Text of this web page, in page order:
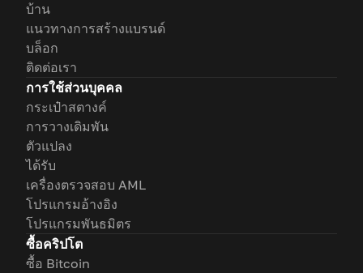
บ้าน
แนวทางการสร้างแบรนด์
บล็อก
ติดต่อเรา
การใช้ส่วนบุคคล
กระเป๋าสตางค์
การวางเดิมพัน
ตัวแปลง
ได้รับ
เครื่องตรวจสอบ AML
โปรแกรมอ้างอิง
โปรแกรมพันธมิตร
ซื้อคริปโต
ซื้อ Bitcoin